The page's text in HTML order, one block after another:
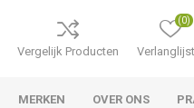
Vergelijk Producten
(0)
MERKEN OVER ONS